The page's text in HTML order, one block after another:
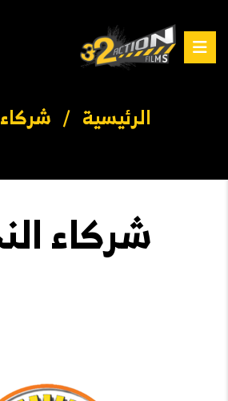
الرئيسية /
شركاء